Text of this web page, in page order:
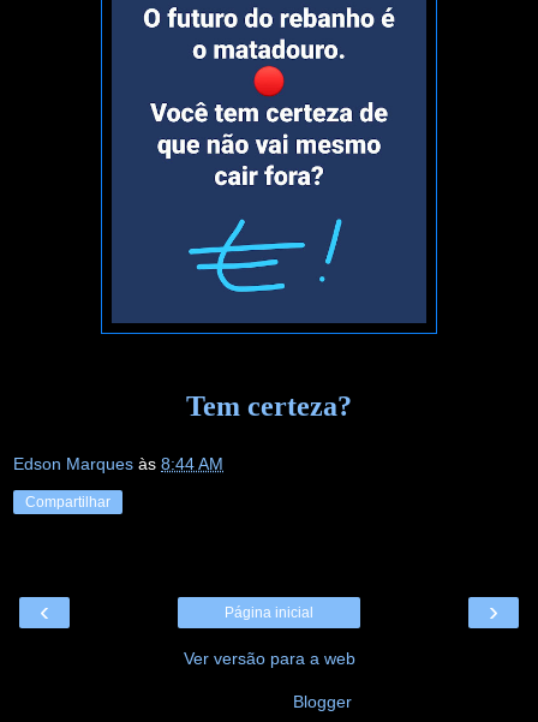
Tem certeza?
Edson Marques às 8:44 AM
Compartilhar
‹ ›
Página inicial
Ver versão para a web
Blogger.